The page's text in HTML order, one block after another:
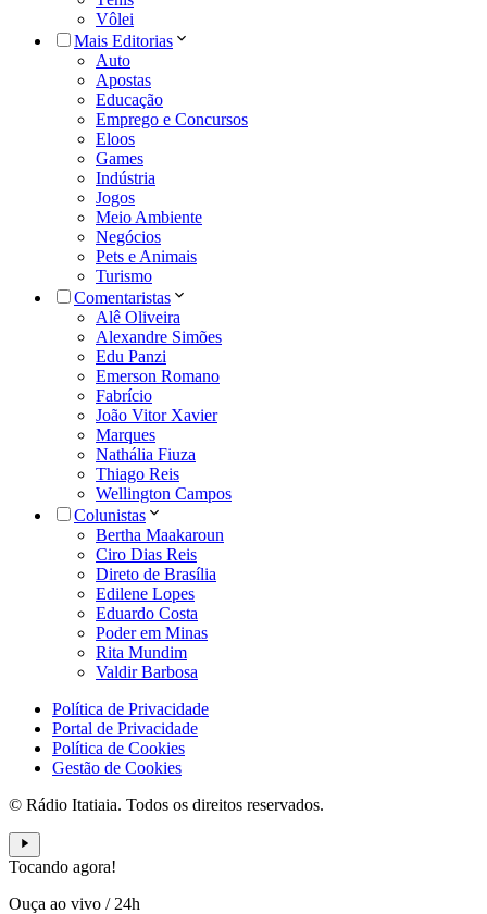
Vôlei
Mais Editorias
Auto
Apostas
Educação
Emprego e Concursos
Eloos
Games
Indústria
Jogos
Meio Ambiente
Negócios
Pets e Animais
Turismo
Comentaristas
Alê Oliveira
Alexandre Simões
Edu Panzi
Emerson Romano
Fabrício
João Vitor Xavier
Marques
Nathália Fiuza
Thiago Reis
Wellington Campos
Colunistas
Bertha Maakaroun
Ciro Dias Reis
Direto de Brasília
Edilene Lopes
Eduardo Costa
Poder em Minas
Rita Mundim
Valdir Barbosa
Política de Privacidade
Portal de Privacidade
Política de Cookies
Gestão de Cookies
© Rádio Itatiaia. Todos os direitos reservados.
Tocando agora!
Ouça ao vivo / 24h